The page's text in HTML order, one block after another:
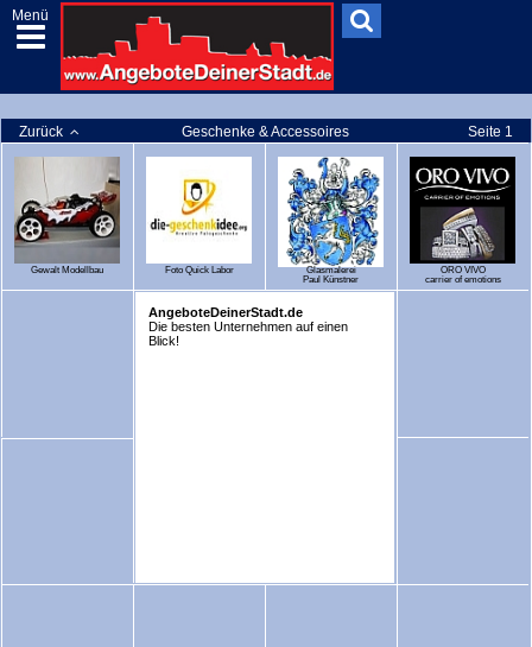
Menü
Zurück Geschenke & Accessoires Seite 1
Gewalt Modellbau Foto Quick Labor
Glasmalerei
Paul Künstner
ORO VIVO
carrier of emotions
AngeboteDeinerStadt.de
Die besten Unternehmen auf einen
Blick!